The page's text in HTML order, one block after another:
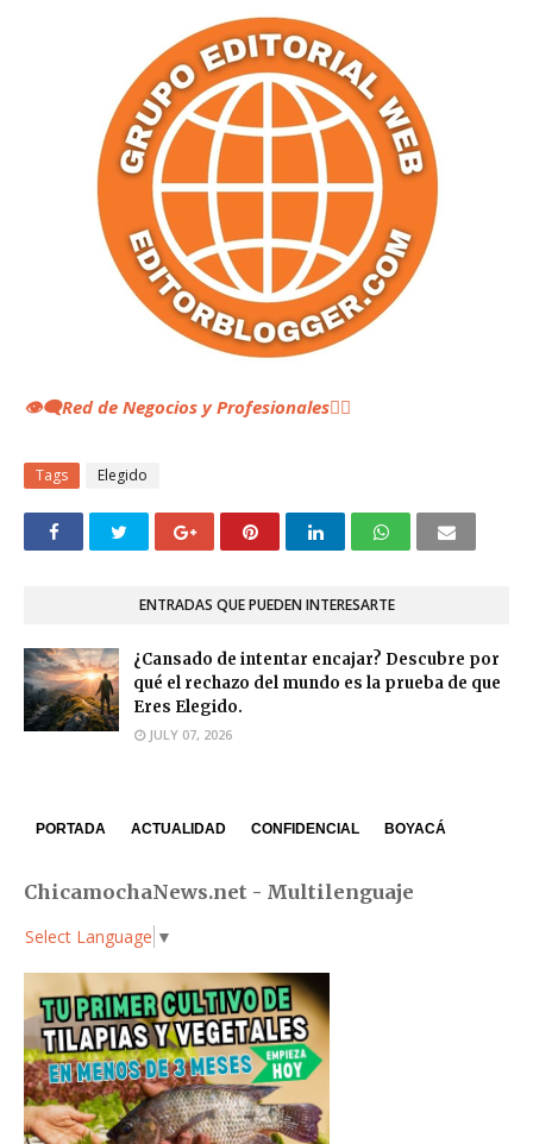
👁️‍🗨️Red de Negocios y Profesionales👆🏼
Tags Elegido
ENTRADAS QUE PUEDEN INTERESARTE
¿Cansado de intentar encajar? Descubre por
qué el rechazo del mundo es la prueba de que
Eres Elegido.
JULY 07, 2026
PORTADA ACTUALIDAD CONFIDENCIAL BOYACÁ
ChicamochaNews.net - Multilenguaje
Select Language ▼